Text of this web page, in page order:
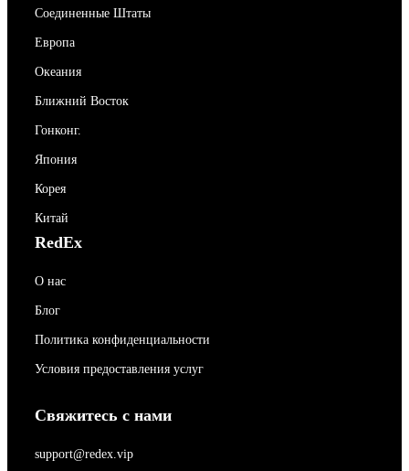
Соединенные Штаты
Европа
Океания
Ближний Восток
Гонконг.
Япония
Корея
Китай
RedEx
О нас
Блог
Политика конфиденциальности
Условия предоставления услуг
Свяжитесь с нами
support@redex.vip